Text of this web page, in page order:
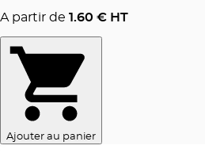
A partir de 1.60 € HT
Ajouter au panier